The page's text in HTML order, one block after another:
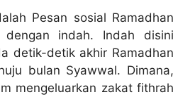
Pesan sosial Ramadhan
dengan indah. Indah disini
detik-detik akhir Ramadhan
bulan Syawwal. Dimana,
mengeluarkan zakat fithrah